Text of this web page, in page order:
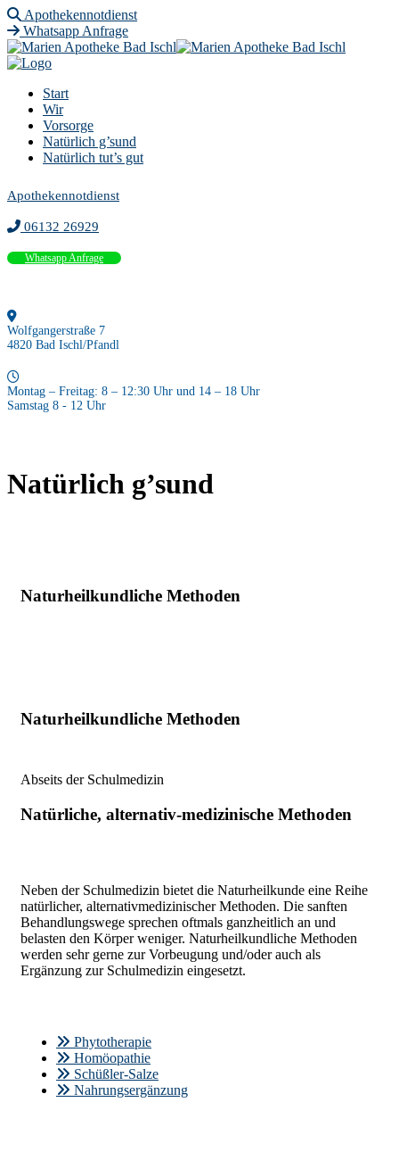
Apothekennotdienst
Whatsapp Anfrage
Start
Wir
Vorsorge
Natürlich g’sund
Natürlich tut’s gut
Apothekennotdienst
06132 26929
Whatsapp Anfrage
Wolfgangerstraße 7
4820 Bad Ischl/Pfandl
Montag – Freitag: 8 – 12:30 Uhr und 14 – 18 Uhr
Samstag 8 - 12 Uhr
Natürlich g’sund
Naturheilkundliche Methoden
Naturheilkundliche Methoden
Abseits der Schulmedizin
Natürliche, alternativ-medizinische Methoden
Neben der Schulmedizin bietet die Naturheilkunde eine Reihe
natürlicher, alternativmedizinischer Methoden. Die sanften
Behandlungswege sprechen oftmals ganzheitlich an und
belasten den Körper weniger. Naturheilkundliche Methoden
werden sehr gerne zur Vorbeugung und/oder auch als
Ergänzung zur Schulmedizin eingesetzt.
Phytotherapie
Homöopathie
Schüßler-Salze
Nahrungsergänzung